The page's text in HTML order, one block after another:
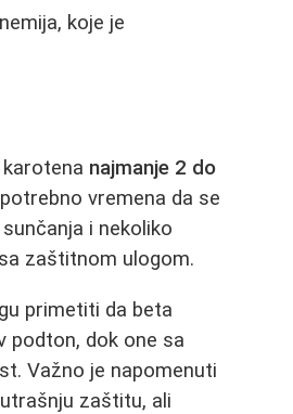
koje je
najmanje 2 do
vremena da se
i nekoliko
zaštitnom ulogom.
primetiti da beta
podton, dok one sa
Važno je napomenuti
zaštitu, ali